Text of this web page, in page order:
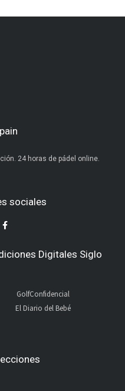
24 horas de pádel online.
sociales
Digitales Siglo
GolfConfidencial
El Diario del Bebé